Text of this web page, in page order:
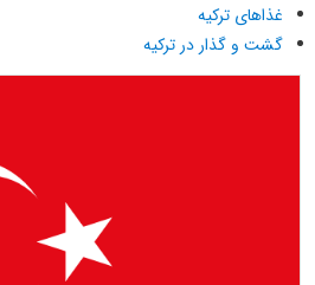
غذاهای ترکیه
گشت و گذار در ترکیه